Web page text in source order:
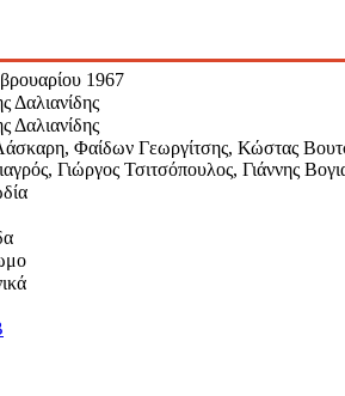
1967
Δαλιανίδης
Δαλιανίδης
Φαίδων Γεωργίτσης, Κώστας
Γιώργος Τσιτσόπουλος, Γιάννης